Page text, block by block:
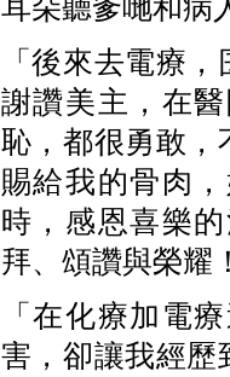
耳朵聽爹哋和病
「後來去電療
謝讚美主，在
恥，都很勇敢，
賜給我的骨肉
時，感恩喜樂
拜、頌讚與榮耀
「在化療加電
害，卻讓我經歷